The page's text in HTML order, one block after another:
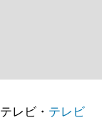
レビ・ テレビ